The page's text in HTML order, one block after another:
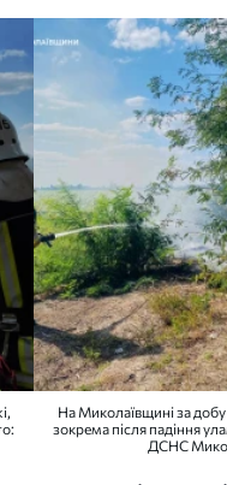
На Миколаївщині за добу
зокрема після падіння
ДСНС